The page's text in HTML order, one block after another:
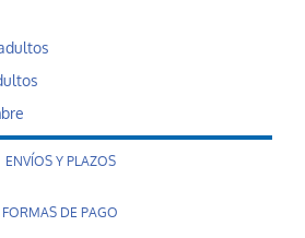
ENVÍOS Y PLAZOS
FORMAS DE PAGO